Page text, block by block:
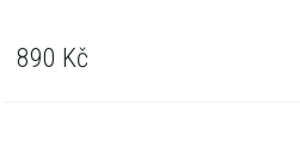
890 Kč